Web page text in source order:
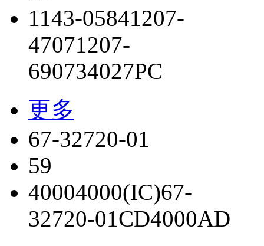
1143-05841207-
47071207-
690734027PC
更多
67-32720-01
59
40004000(IC)67-
32720-01CD4000AD